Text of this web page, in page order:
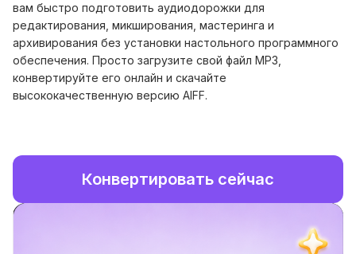
вам быстро подготовить аудиодорожки для
редактирования, микширования, мастеринга и
архивирования без установки настольного программного
обеспечения. Просто загрузите свой файл MP3,
конвертируйте его онлайн и скачайте
высококачественную версию AIFF.
Конвертировать сейчас